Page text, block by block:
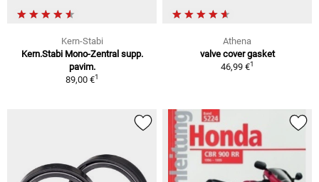
Kern-Stabi
Kern.Stabi Mono-Zentral supp.
pavim.
89,00 €1
Athena
valve cover gasket
46,99 €1